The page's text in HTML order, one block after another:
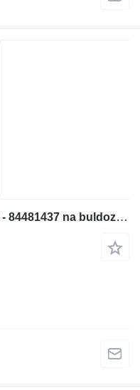
Olejový chladič Case 84588262 - 84481437 na buldozéra Case 1150MLT 1150MWT D125C-LT D125C-WT 1150MWT-LGP D125CWT-LGP